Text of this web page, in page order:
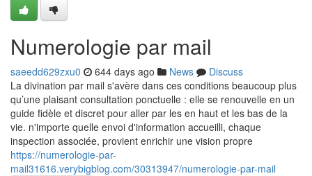
Numerologie par mail
saeedd629zxu0 644 days ago News
Discuss
La divination par mail s'avère dans ces conditions beaucoup plus
qu’une plaisant consultation ponctuelle : elle se renouvelle en un
guide fidèle et discret pour aller par les en haut et les bas de la
vie. n'importe quelle envoi d'information accueilli, chaque
inspection associée, provient enrichir une vision propre
https://numerologie-par-
mail31616.verybigblog.com/30313947/numerologie-par-mail